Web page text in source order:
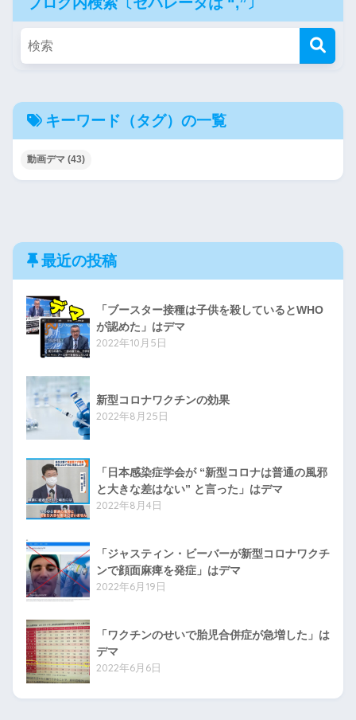
キーワード（タグ）の一覧
動画デマ (43)
最近の投稿
「ブースター接種は子供を殺しているとWHO
が認めた」はデマ
2022年10月5日
新型コロナワクチンの効果
2022年8月25日
「日本感染症学会が “新型コロナは普通の風邪
と大きな差はない” と言った」はデマ
2022年8月4日
「ジャスティン・ビーバーが新型コロナワクチ
ンで顔面麻痺を発症」はデマ
2022年6月19日
「ワクチンのせいで胎児合併症が急増した」は
デマ
2022年6月6日